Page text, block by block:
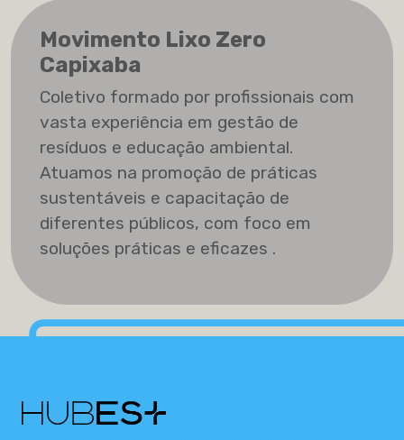
Movimento Lixo Zero
Capixaba
Coletivo formado por profissionais com
vasta experiência em gestão de
resíduos e educação ambiental.
Atuamos na promoção de práticas
sustentáveis e capacitação de
diferentes públicos, com foco em
soluções práticas e eficazes .